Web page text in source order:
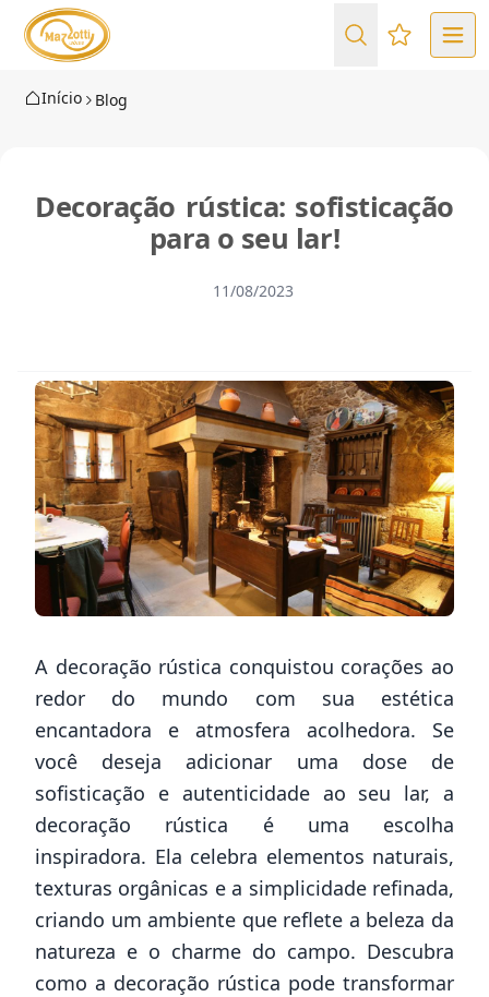
Favoritos
Início Blog
Decoração rústica: sofisticação
para o seu lar!
11/08/2023
A decoração rústica conquistou corações ao
redor do mundo com sua estética
encantadora e atmosfera acolhedora. Se
você deseja adicionar uma dose de
sofisticação e autenticidade ao seu lar, a
decoração rústica é uma escolha
inspiradora. Ela celebra elementos naturais,
texturas orgânicas e a simplicidade refinada,
criando um ambiente que reflete a beleza da
natureza e o charme do campo. Descubra
como a decoração rústica pode transformar